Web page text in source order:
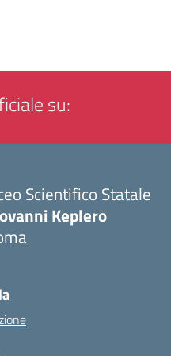
su:
Scientifico Statale
Keplero